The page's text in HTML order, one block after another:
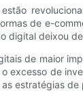
de e-
digital deixou
de maior
excesso de
estratégias